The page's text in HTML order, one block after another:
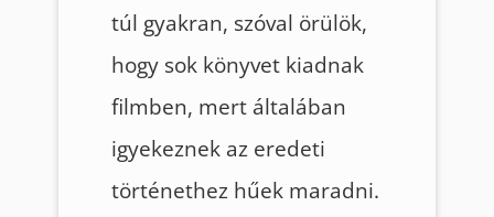
túl gyakran, szóval örülök,
hogy sok könyvet kiadnak
filmben, mert általában
igyekeznek az eredeti
történethez hűek maradni.